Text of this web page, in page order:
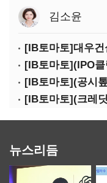
김소윤
뉴스리듬